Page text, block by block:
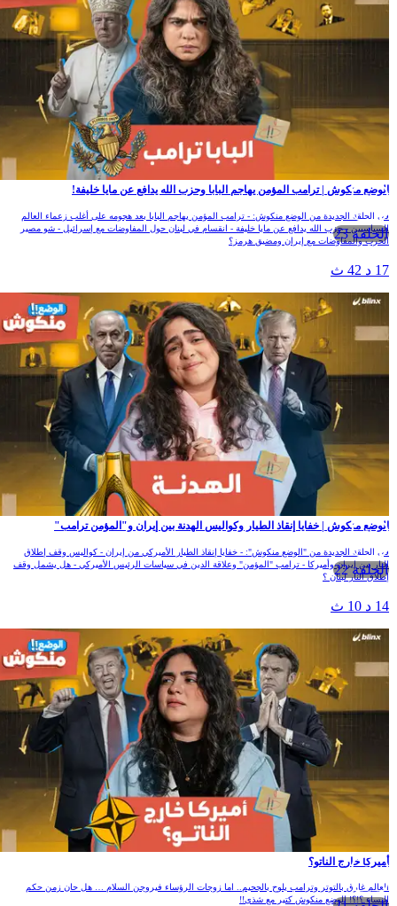
الحلقة 23
الوضع منكوش | ترامب المؤمن يهاجم البابا وحزب الله يدافع عن مايا خليفة!
في الحلقة الجديدة من الوضع منكوش: - ترامب المؤمن يهاجم البابا بعد هجومه على أغلب زعماء العالم
السياسيين - حزب الله يدافع عن مايا خليفة - انقسام في لبنان حول المفاوضات مع إسرائيل - شو مصير
الحرب والمفاوضات مع إيران ومضيق هرمز؟
17 د 42 ث
الحلقة 22
الوضع منكوش | خفايا إنقاذ الطيار وكواليس الهدنة بين إيران و"المؤمن ترامب"
في الحلقة الجديدة من "الوضع منكوش": - خفايا إنقاذ الطيار الأميركي من إيران - كواليس وقف إطلاق
النار بين إيران وأميركا - ترامب "المؤمن" وعلاقة الدين في سياسات الرئيس الأميركي - هل يشمل وقف
إطلاق النار لبنان ؟
14 د 10 ث
أميركا خارج الناتو؟
العالم غارق بالتوتر وترامب يلوح بالجحيم.. اما زوجات الرؤساء فيروجن السلام … هل حان زمن حكم
النساء ؟!؟! الوضع منكوش كتير مع شذى!!